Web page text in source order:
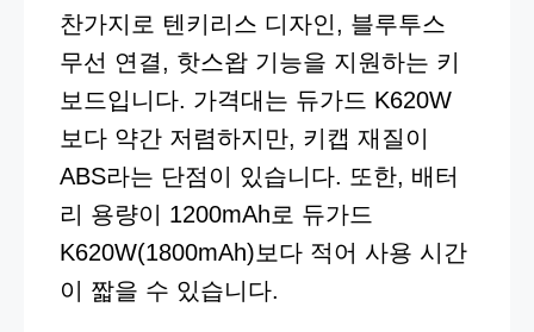
찬가지로 텐키리스 디자인, 블루투스
무선 연결, 핫스왑 기능을 지원하는 키
보드입니다. 가격대는 듀가드 K620W
보다 약간 저렴하지만, 키캡 재질이
ABS라는 단점이 있습니다. 또한, 배터
리 용량이 1200mAh로 듀가드
K620W(1800mAh)보다 적어 사용 시간
이 짧을 수 있습니다.